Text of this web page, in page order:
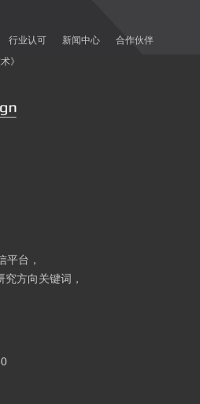
行业认可 新闻中心
合作伙伴
》
平台，
方向关键词，